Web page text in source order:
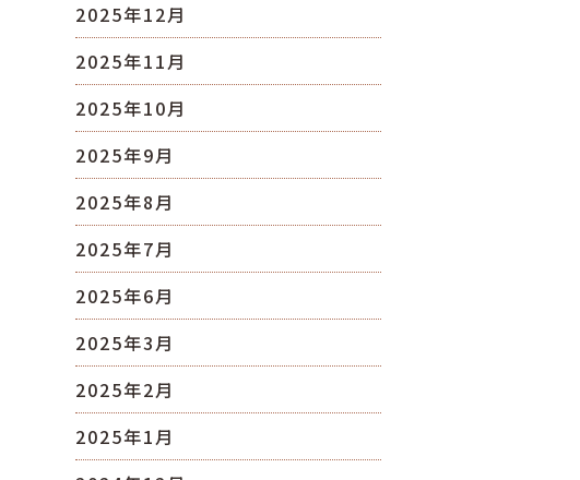
2025年12月
2025年11月
2025年10月
2025年9月
2025年8月
2025年7月
2025年6月
2025年3月
2025年2月
2025年1月